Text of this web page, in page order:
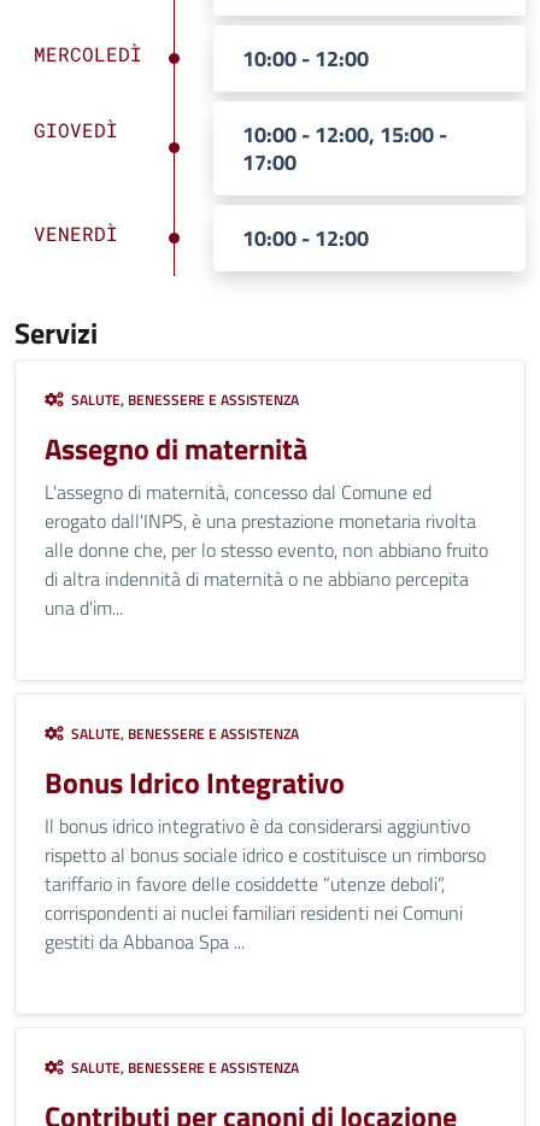
MERCOLEDÌ 10:00 - 12:00
GIOVEDÌ
10:00 - 12:00, 15:00 -
17:00
VENERDÌ 10:00 - 12:00
Servizi
SALUTE, BENESSERE E ASSISTENZA
Assegno di maternità
L'assegno di maternità, concesso dal Comune ed
erogato dall'INPS, è una prestazione monetaria rivolta
alle donne che, per lo stesso evento, non abbiano fruito
di altra indennità di maternità o ne abbiano percepita
una d'im...
SALUTE, BENESSERE E ASSISTENZA
Bonus Idrico Integrativo
Il bonus idrico integrativo è da considerarsi aggiuntivo
rispetto al bonus sociale idrico e costituisce un rimborso
tariffario in favore delle cosiddette “utenze deboli”,
corrispondenti ai nuclei familiari residenti nei Comuni
gestiti da Abbanoa Spa ...
SALUTE, BENESSERE E ASSISTENZA
Contributi per canoni di locazione